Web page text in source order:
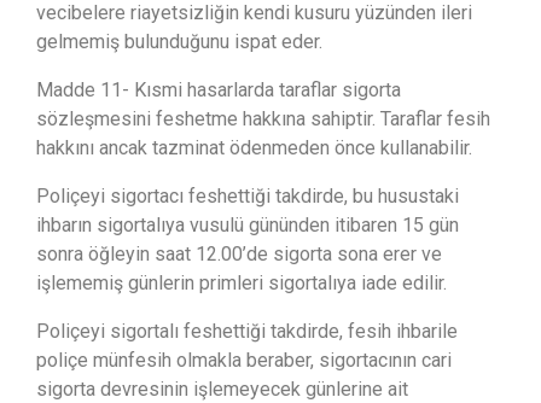
vecibelere riayetsizliğin kendi kusuru yüzünden ileri
gelmemiş bulunduğunu ispat eder.
Madde 11- Kısmi hasarlarda taraflar sigorta
sözleşmesini feshetme hakkına sahiptir. Taraflar fesih
hakkını ancak tazminat ödenmeden önce kullanabilir.
Poliçeyi sigortacı feshettiği takdirde, bu husustaki
ihbarın sigortalıya vusulü gününden itibaren 15 gün
sonra öğleyin saat 12.00’de sigorta sona erer ve
işlememiş günlerin primleri sigortalıya iade edilir.
Poliçeyi sigortalı feshettiği takdirde, fesih ihbarile
poliçe münfesih olmakla beraber, sigortacının cari
sigorta devresinin işlemeyecek günlerine ait